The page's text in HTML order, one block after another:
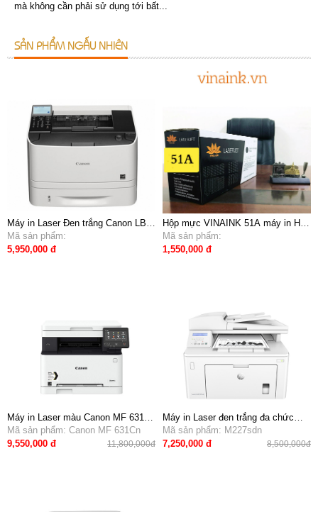
mà không cần phải sử dụng tới bất...
SẢN PHẨM NGẪU NHIÊN
Máy in Laser Đen trắng Canon LBP
252dw (in đảo mặt A4, wifi)
Mã sản phẩm:
5,950,000 đ
Hộp mực VINAINK 51A máy in HP
M3027,3035,3005
Mã sản phẩm:
1,550,000 đ
Máy in Laser màu Canon MF 631Cn
- In mạng A4, scan, copy
Mã sản phẩm: Canon MF 631Cn
9,550,000 đ
11,800,000đ
Máy in Laser đen trắng đa chức
năng HP Pro M227sdn (in mạng, in
02 mặt, sao chụp, quét)
Mã sản phẩm: M227sdn
7,250,000 đ
8,500,000đ